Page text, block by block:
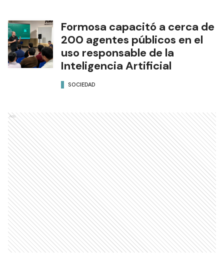
Formosa capacitó a cerca de
200 agentes públicos en el
uso responsable de la
Inteligencia Artificial
SOCIEDAD
Ads